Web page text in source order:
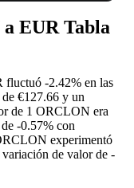
EUR Tabla
fluctuó -2.42% en las
€127.66 y un
de 1 ORCLON era
-0.57% con
experimentó
de valor de -